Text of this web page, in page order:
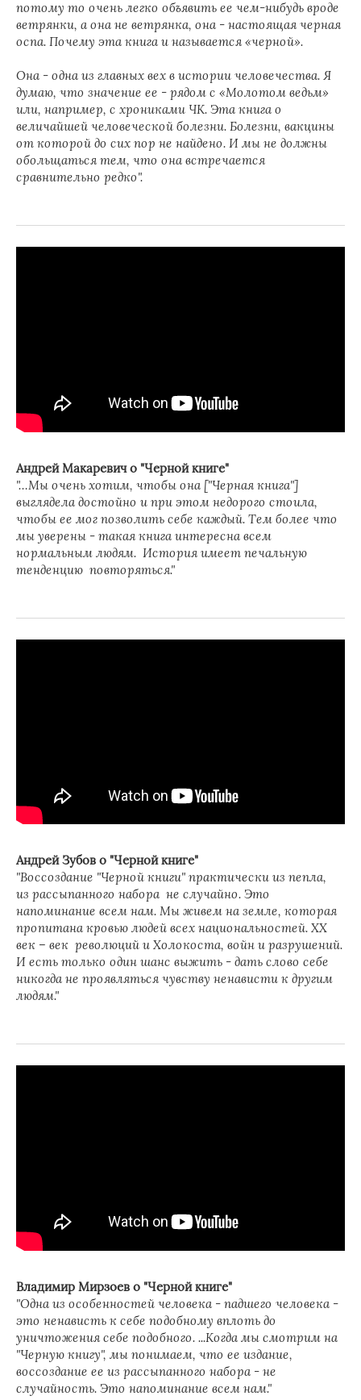
потому то очень легко объявить ее чем-нибудь вроде
ветрянки, а она не ветрянка, она - настоящая черная
оспа. Почему эта книга и называется «черной».
Она - одна из главных вех в истории человечества. Я
думаю, что значение ее - рядом с «Молотом ведьм»
или, например, с хрониками ЧК. Эта книга о
величайшей человеческой болезни. Болезни, вакцины
от которой до сих пор не найдено. И мы не должны
обольщаться тем, что она встречается
сравнительно редко".
Андрей Макаревич о "Черной книге"
"…Мы очень хотим, чтобы она ["Черная книга"]
выглядела достойно и при этом недорого стоила,
чтобы ее мог позволить себе каждый. Тем более что
мы уверены - такая книга интересна всем
нормальным людям. История имеет печальную
тенденцию повторяться."
Андрей Зубов о "Черной книге"
"Воссоздание "Черной книги" практически из пепла,
из рассыпанного набора не случайно. Это
напоминание всем нам. Мы живем на земле, которая
пропитана кровью людей всех национальностей. ХХ
век – век революций и Холокоста, войн и разрушений.
И есть только один шанс выжить - дать слово себе
никогда не проявляться чувству ненависти к другим
людям."
Владимир Мирзоев о "Черной книге"
"Одна из особенностей человека - падшего человека -
это ненависть к себе подобному вплоть до
уничтожения себе подобного. ...Когда мы смотрим на
"Черную книгу", мы понимаем, что ее издание,
воссоздание ее из рассыпанного набора - не
случайность. Это напоминание всем нам."